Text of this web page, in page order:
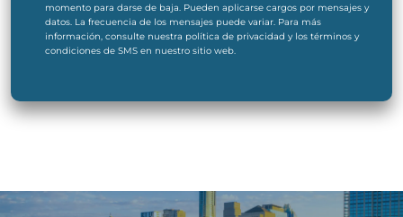
momento para darse de baja. Pueden aplicarse cargos por mensajes y
datos. La frecuencia de los mensajes puede variar. Para más
información, consulte nuestra política de privacidad y los términos y
condiciones de SMS en nuestro sitio web.